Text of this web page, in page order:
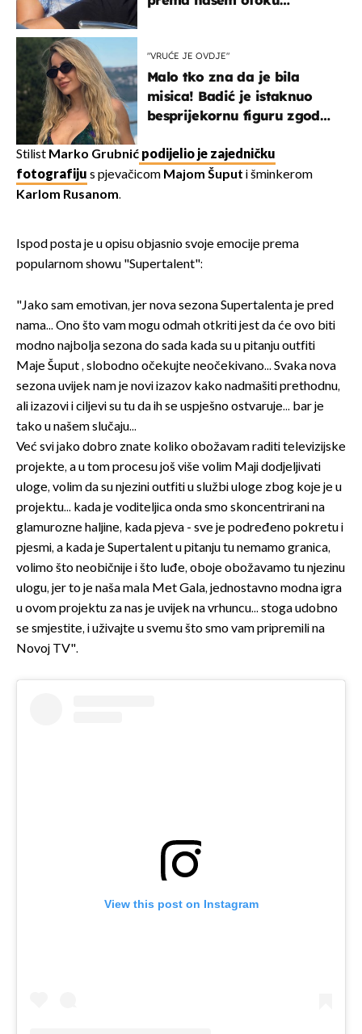
"VRUĆE JE OVDJE"
Malo tko zna da je bila
misica! Badić je istaknuo
besprijekornu figuru zgodne
Stilist Marko Grubnić podijelio je zajedničku
fotografiju s pjevačicom Majom Šuput i šminkerom
Karlom Rusanom.
Ispod posta je u opisu objasnio svoje emocije prema
popularnom showu "Supertalent":
"Jako sam emotivan, jer nova sezona Supertalenta je pred
nama... Ono što vam mogu odmah otkriti jest da će ovo biti
modno najbolja sezona do sada kada su u pitanju outfiti
Maje Šuput , slobodno očekujte neočekivano... Svaka nova
sezona uvijek nam je novi izazov kako nadmašiti prethodnu,
ali izazovi i ciljevi su tu da ih se uspješno ostvaruje... bar je
tako u našem slučaju...
Već svi jako dobro znate koliko obožavam raditi televizijske
projekte, a u tom procesu još više volim Maji dodjeljivati
uloge, volim da su njezini outfiti u službi uloge zbog koje je u
projektu... kada je voditeljica onda smo skoncentrirani na
glamurozne haljine, kada pjeva - sve je podređeno pokretu i
pjesmi, a kada je Supertalent u pitanju tu nemamo granica,
volimo što neobičnije i što luđe, oboje obožavamo tu njezinu
ulogu, jer to je naša mala Met Gala, jednostavno modna igra
u ovom projektu za nas je uvijek na vrhuncu... stoga udobno
se smjestite, i uživajte u svemu što smo vam pripremili na
Novoj TV".
View this post on Instagram